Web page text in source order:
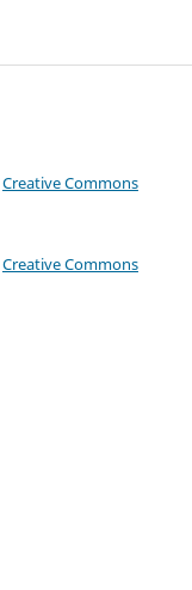
Creative Commons
Creative Commons